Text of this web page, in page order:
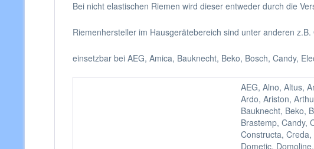
Bei nicht elastischen Riemen wird dieser entweder durch die
Riemenhersteller im Hausgerätebereich sind unter anderen
einsetzbar bei AEG, Amica, Bauknecht, Beko, Bosch, Candy,
AEG, Alno, Altus,
Ardo, Ariston,
Bauknecht, Beko,
Brastemp, Candy,
Constructa,
Dometic,